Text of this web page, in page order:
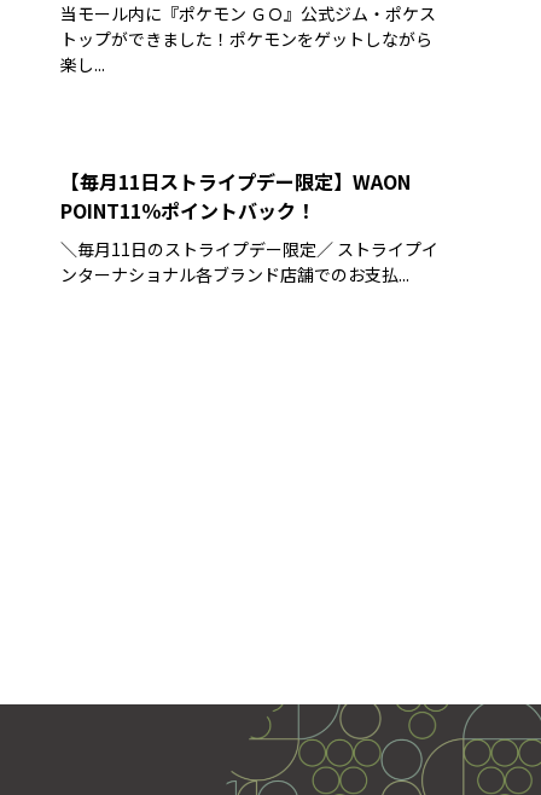
当モール内に『ポケモン ＧＯ』公式ジム・ポケス
トップができました！ポケモンをゲットしながら
楽し...
【毎月11日ストライプデー限定】WAON
POINT11％ポイントバック！
＼毎月11日のストライプデー限定／ ストライプイ
ンターナショナル各ブランド店舗でのお支払...